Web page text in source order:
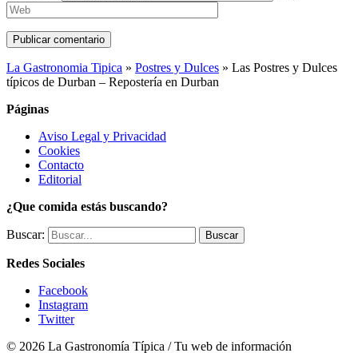
La Gastronomia Tipica » Postres y Dulces » Las Postres y Dulces
típicos de Durban – Repostería en Durban
Páginas
Aviso Legal y Privacidad
Cookies
Contacto
Editorial
¿Que comida estás buscando?
Buscar:
Redes Sociales
Facebook
Instagram
Twitter
©️ 2026 La Gastronomía Típica / Tu web de información